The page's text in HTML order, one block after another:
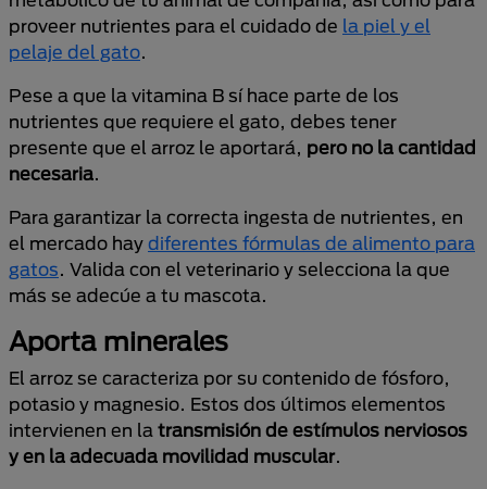
proveer nutrientes para el cuidado de la piel y el
pelaje del gato.
Pese a que la vitamina B sí hace parte de los
nutrientes que requiere el gato, debes tener
presente que el arroz le aportará, pero no la cantidad
necesaria.
Para garantizar la correcta ingesta de nutrientes, en
el mercado hay diferentes fórmulas de alimento para
gatos. Valida con el veterinario y selecciona la que
más se adecúe a tu mascota.
Aporta minerales
El arroz se caracteriza por su contenido de fósforo,
potasio y magnesio. Estos dos últimos elementos
intervienen en la transmisión de estímulos nerviosos
y en la adecuada movilidad muscular.